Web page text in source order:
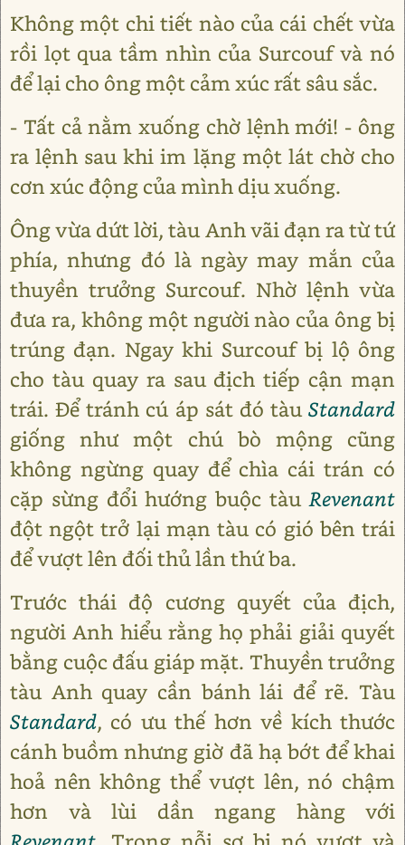
Không một chi tiết nào của cái chết vừa
rồi lọt qua tầm nhìn của Surcouf và nó
để lại cho ông một cảm xúc rất sâu sắc.
- Tất cả nằm xuống chờ lệnh mới! - ông
ra lệnh sau khi im lặng một lát chờ cho
cơn xúc động của mình dịu xuống.
Ông vừa dứt lời, tàu Anh vãi đạn ra từ tứ
phía, nhưng đó là ngày may mắn của
thuyền trưởng Surcouf. Nhờ lệnh vừa
đưa ra, không một người nào của ông bị
trúng đạn. Ngay khi Surcouf bị lộ ông
cho tàu quay ra sau địch tiếp cận mạn
trái. Để tránh cú áp sát đó tàu Standard
giống như một chú bò mộng cũng
không ngừng quay để chìa cái trán có
cặp sừng đổi hướng buộc tàuRevenant
đột ngột trở lại mạn tàu có gió bên trái
để vượt lên đối thủ lần thứ ba.
Trước thái độ cương quyết của địch,
người Anh hiểu rằng họ phải giải quyết
bằng cuộc đấu giáp mặt. Thuyền trưởng
tàu Anh quay cần bánh lái để rẽ. Tàu
Standard, có ưu thế hơn về kích thước
cánh buồm nhưng giờ đã hạ bớt để khai
hoả nên không thể vượt lên, nó chậm
hơn và lùi dần ngang hàng với